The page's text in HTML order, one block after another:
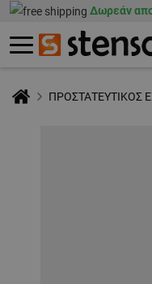
Δωρεάν
ΠΡΟΣΤΑΤΕΥΤΙΚΟΣ